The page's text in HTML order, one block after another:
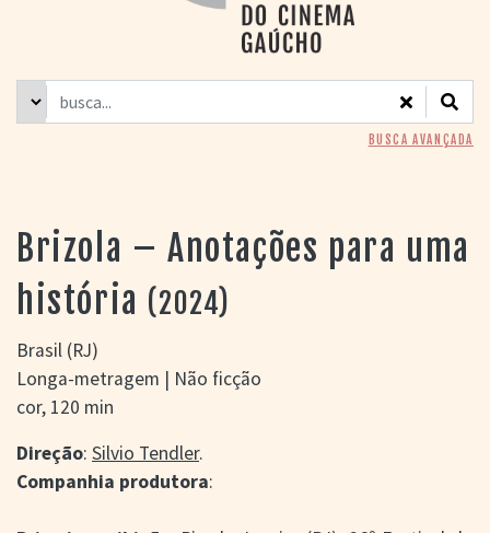
> GRADE SEMANAL
> PREÇOS E
DESCONTOS
CINEMA GAÚCHO
> APRESENTAÇÃO
> BUSCA AVANÇADA
> FILMOGRAFIAS DE
CINEASTAS
> DISCOGRAFIAS
> BIBLIOGRAFIAS
CONTATO E
LOCALIZAÇÃO
BUSCA AVANÇADA
Brizola – Anotações para uma
história (2024)
Brasil (RJ)
Longa-metragem | Não ficção
cor, 120 min
Direção: Silvio Tendler.
Companhia produtora: